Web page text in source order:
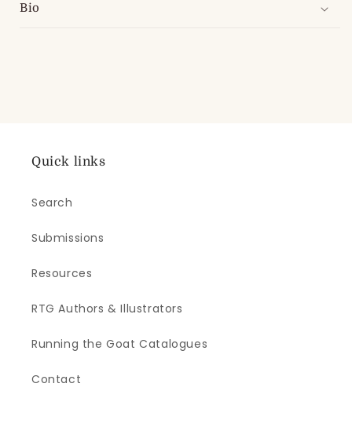
Bio
Quick links
Search
Submissions
Resources
RTG Authors & Illustrators
Running the Goat Catalogues
Contact